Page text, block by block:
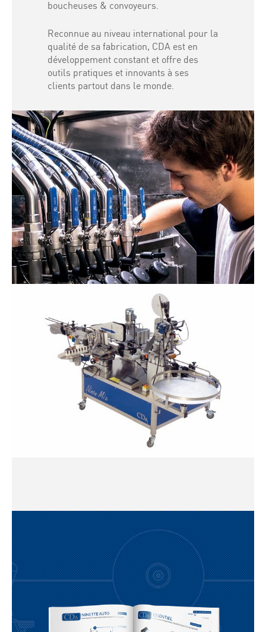
boucheuses & convoyeurs.
Reconnue au niveau international pour la
qualité de sa fabrication, CDA est en
développement constant et offre des
outils pratiques et innovants à ses
clients partout dans le monde.